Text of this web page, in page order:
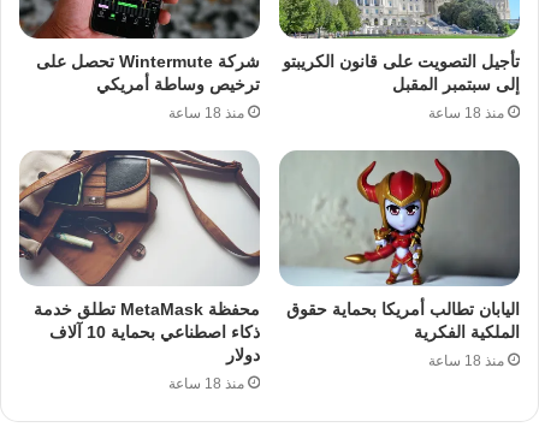
تأجيل التصويت على قانون الكريبتو
إلى سبتمبر المقبل
منذ 18 ساعة
شركة Wintermute تحصل على
ترخيص وساطة أمريكي
منذ 18 ساعة
اليابان تطالب أمريكا بحماية حقوق
الملكية الفكرية
منذ 18 ساعة
محفظة MetaMask تطلق خدمة
ذكاء اصطناعي بحماية 10 آلاف
دولار
منذ 18 ساعة